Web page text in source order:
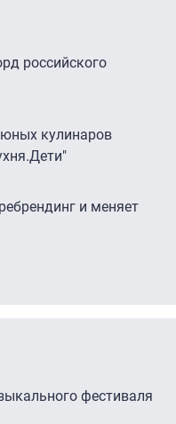
российского
кулинаров
и меняет
фестиваля